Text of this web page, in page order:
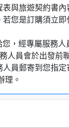
與旅遊契約書
您是訂購須立
，經專屬服務
人員會於出發前
員郵寄到您指定
理。